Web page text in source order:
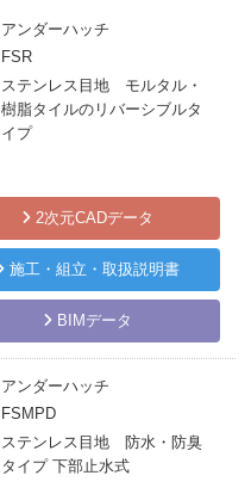
アンダーハッチ
FSR
ステンレス目地 モルタル・
樹脂タイルのリバーシブルタ
イプ
2次元CADデータ
施工・組立・取扱説明書
BIMデータ
アンダーハッチ
FSMPD
ステンレス目地 防水・防臭
タイプ 下部止水式